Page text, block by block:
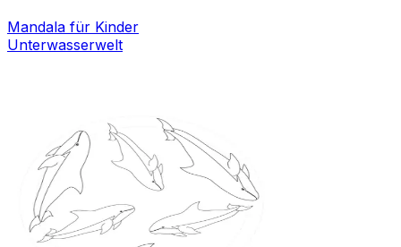
Mandala für Kinder
Unterwasserwelt